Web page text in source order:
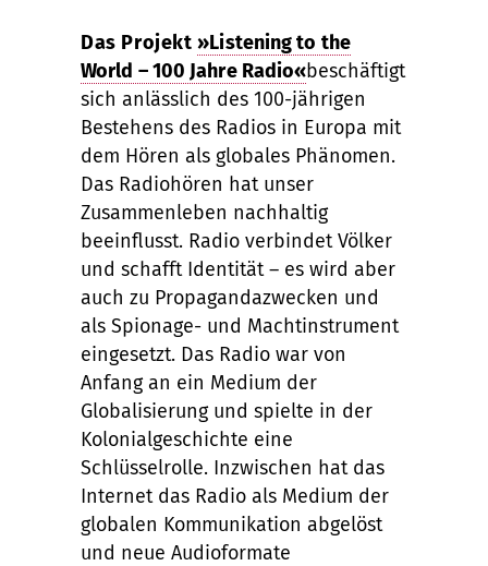
Das Projekt»Listening to the
World – 100 Jahre Radio«beschäftigt
sich anlässlich des 100-jährigen
Bestehens des Radios in Europa mit
dem Hören als globales Phänomen.
Das Radiohören hat unser
Zusammenleben nachhaltig
beeinflusst. Radio verbindet Völker
und schafft Identität – es wird aber
auch zu Propagandazwecken und
als Spionage- und Machtinstrument
eingesetzt. Das Radio war von
Anfang an ein Medium der
Globalisierung und spielte in der
Kolonialgeschichte eine
Schlüsselrolle. Inzwischen hat das
Internet das Radio als Medium der
globalen Kommunikation abgelöst
und neue Audioformate